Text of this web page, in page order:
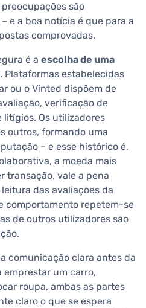
são
e a boa notícia é que para a
comprovadas.
é a escolha de uma
. Plataformas estabelecidas
ou o Vinted dispõem de
verificação de
Os utilizadores
outros, formando uma
– e esse histórico é,
a moeda mais
transação, vale a pena
das avaliações da
comportamento repetem-se
de outros utilizadores são
comunicação clara antes da
emprestar um carro,
roupa, ambas as partes
claro o que se espera